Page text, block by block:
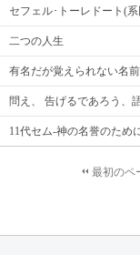
セフェル･トーレドート(
二つの人生
有名だが覚えられない名
問え、 告げるであろう、
11代セム‐神の名誉のため
最初のペ